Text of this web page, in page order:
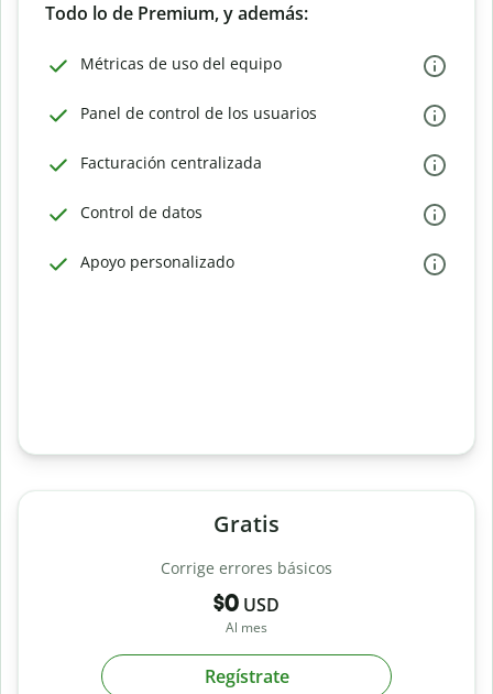
Todo lo de Premium, y además:
Métricas de uso del equipo
Panel de control de los usuarios
Facturación centralizada
Control de datos
Apoyo personalizado
Gratis
Corrige errores básicos
$0 USD
Al mes
Regístrate